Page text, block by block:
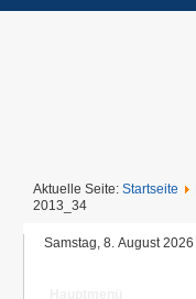
Aktuelle Seite: Startseite
2013_34
Samstag, 8. August 2026